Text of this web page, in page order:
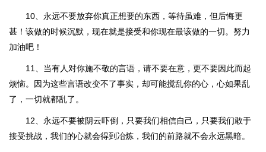
10、永远不要放弃你真正想要的东西，等待虽难，但后悔更
甚！该做的时候沉默，现在就是接受和你现在最该做的一切。努力
加油吧！
11、当有人对你施不敬的言语，请不要在意，更不要因此而起
烦恼。因为这些言语改变不了事实，却可能搅乱你的心，心如果乱
了，一切就都乱了。
12、永远不要被阴云吓倒，只要我们相信自己，只要我们敢于
接受挑战，我们的心就会得到冶炼，我们的前路就不会永远黑暗。